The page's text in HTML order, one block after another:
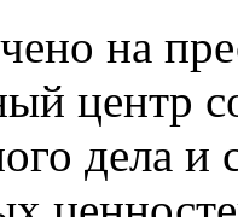
на
центр
дела